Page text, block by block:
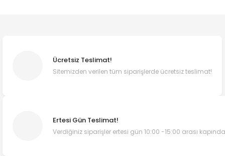
Ücretsiz Teslimat!
Sitemizden verilen tüm siparişlerde ücretsiz teslimat!
Ertesi Gün Teslimat!
Verdiğiniz siparişler ertesi gün 10:00 -15:00 arası